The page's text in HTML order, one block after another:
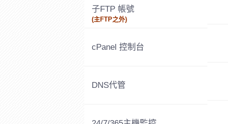
子FTP 帳號
(主FTP之外)
cPanel 控制台
DNS代管